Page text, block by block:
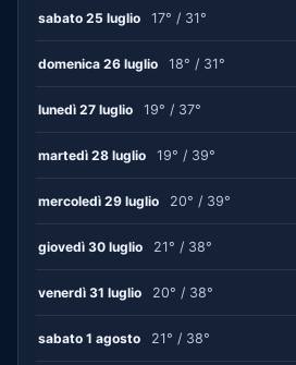
sabato 25 luglio 17° / 31°
domenica 26 luglio 18° / 31°
lunedì 27 luglio 19° / 37°
martedì 28 luglio 19° / 39°
mercoledì 29 luglio 20° / 39°
giovedì 30 luglio 21° / 38°
venerdì 31 luglio 20° / 38°
sabato 1 agosto 21° / 38°